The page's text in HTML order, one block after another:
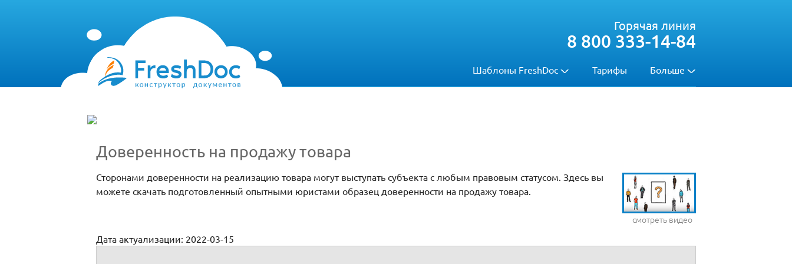
Шаблоны FreshDoc Тарифы Больше
Горячая линия
8 800 333-14-84
Доверенность на продажу товара
смотреть видео
Сторонами доверенности на реализацию товара могут выступать субъекта с любым правовым статусом. Здесь вы
можете скачать подготовленный опытными юристами образец доверенности на продажу товара.
Дата актуализации: 2022-03-15